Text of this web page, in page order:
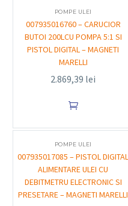
POMPE ULEI
007935016760 – CARUCIOR
BUTOI 200LCU POMPA 5:1 SI
PISTOL DIGITAL – MAGNETI
MARELLI
2.869,39 lei

POMPE ULEI
007935017085 – PISTOL DIGITAL
ALIMENTARE ULEI CU
DEBITMETRU ELECTRONIC SI
PRESETARE – MAGNETI MARELLI